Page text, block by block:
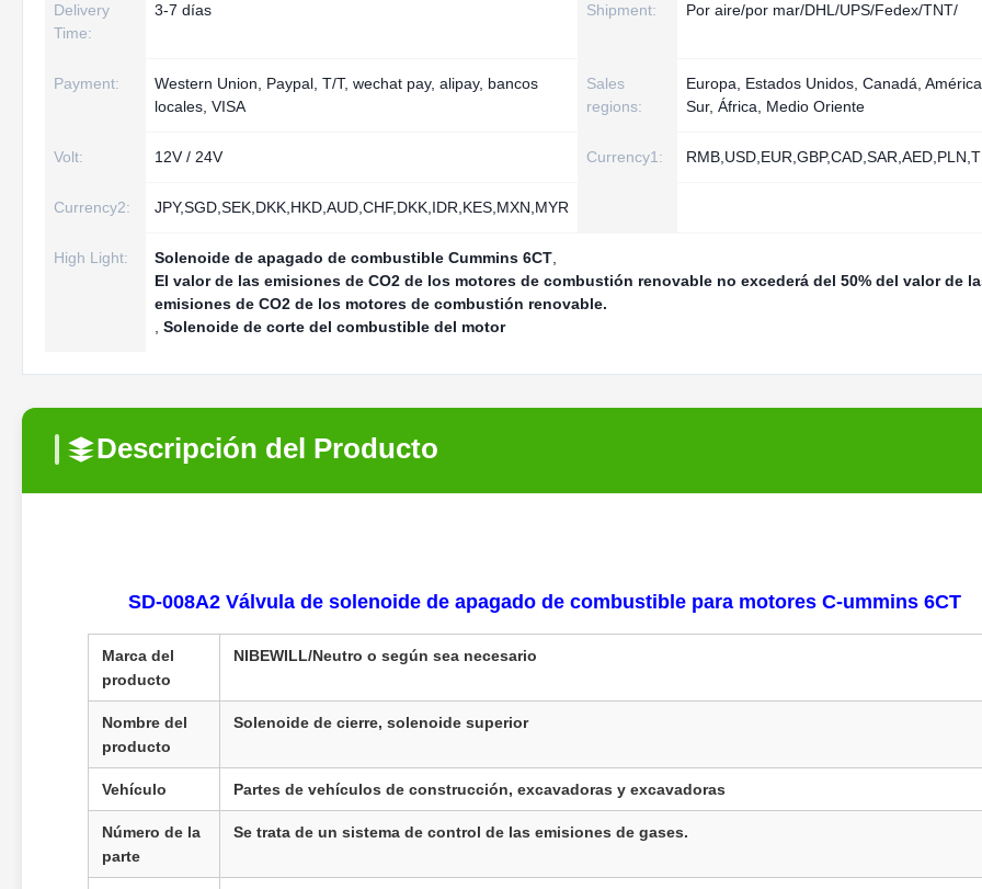
Delivery
Time:
3-7 días Shipment: Por aire/por mar/DHL/UPS/Fedex/TNT/
Payment:
Western Union, Paypal, T/T, wechat pay, alipay, bancos
locales, VISA
Sales
regions:
Europa, Estados Unidos, Canadá,
Sur, África, Medio Oriente
Volt: 12V / 24V Currency1:
Currency2: JPY,SGD,SEK,DKK,HKD,AUD,CHF,DKK,IDR,KES,MXN,MYR
High Light: Solenoide de apagado de combustible Cummins 6CT
El valor de las emisiones de CO2 de los motores de combustión renovable no excederá del 50% del valor de
emisiones de CO2 de los motores de combustión renovable.
Solenoide de corte del combustible del motor
Descripción del Producto
SD-008A2 Válvula de solenoide de apagado de combustible para motores C-ummins 6CT
Marca del
producto
NIBEWILL/Neutro o según sea necesario
Nombre del
producto
Solenoide de cierre, solenoide superior
Vehículo Partes de vehículos de construcción, excavadoras y excavadoras
Número de la
parte
Se trata de un sistema de control de las emisiones de gases.